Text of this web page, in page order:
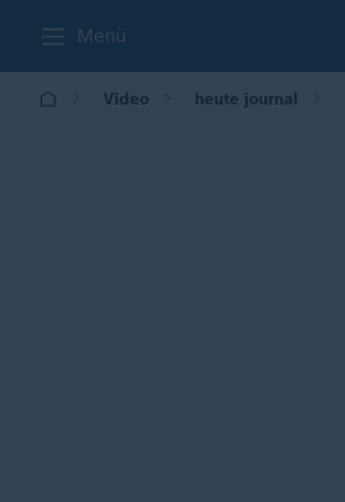
Menü
Video heute journal